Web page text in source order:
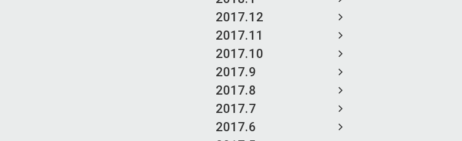
2017.12
2017.11
2017.10
2017.9
2017.8
2017.7
2017.6